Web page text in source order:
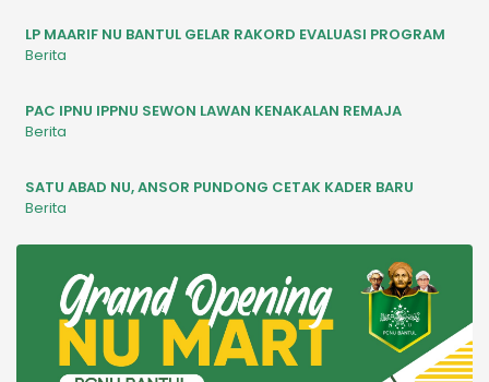
LP MAARIF NU BANTUL GELAR RAKORD EVALUASI PROGRAM
Berita
PAC IPNU IPPNU SEWON LAWAN KENAKALAN REMAJA
Berita
SATU ABAD NU, ANSOR PUNDONG CETAK KADER BARU
Berita